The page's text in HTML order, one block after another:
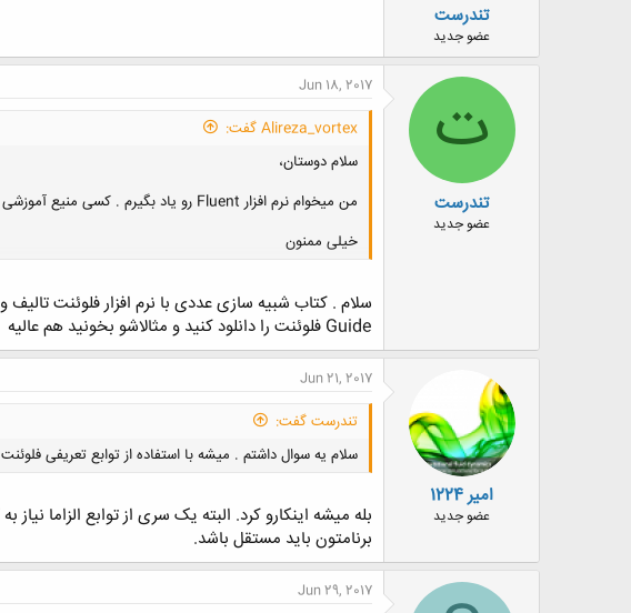
تندرست
عضو جدید
ت
تندرست
عضو جدید
Jun 18, 2017
Alireza_vortex گفت:
سلام دوستان،
من میخوام نرم افزار Fluent رو یاد بگیرم . کسی منیع آموزشی (کتاب ، سایت و ..) میشناسه که به من معرفی کنه ؟
خیلی ممنون
Guide فلوئنت را دانلود کنید و مثالاشو بخونید هم عالیه
امیر 1224
عضو جدید
Jun 21, 2017
تندرست گفت:
سلام یه سوال داشتم . میشه با استفاده از توابع تعریفی فلوئنت udf رو در notepad با پسوند فایل.c نوشت و در فلوئنت Interpret کرد ؟یا حتما باید نرم افزارvisual studio رو نصب کرد؟
برنامتون باید مستقل باشد.
Jun 29, 2017